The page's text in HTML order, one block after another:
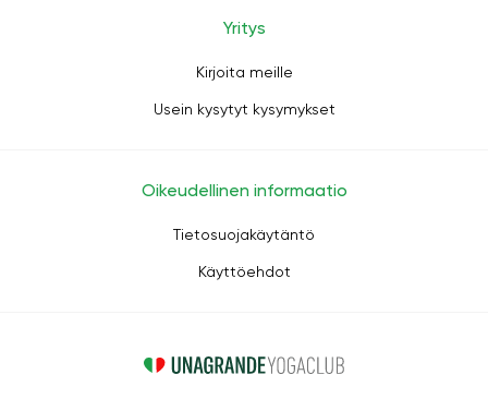
Yritys
Kirjoita meille
Usein kysytyt kysymykset
Oikeudellinen informaatio
Tietosuojakäytäntö
Käyttöehdot